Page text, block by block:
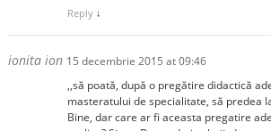
Reply ↓
ionita ion 15 decembrie 2015 at 09:46
,,să poată, după o pregătire didactică
masteratului de specialitate, să predea
Bine, dar care ar fi aceasta pregatire